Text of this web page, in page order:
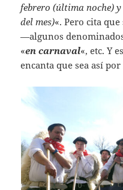
febrero (última noche)
del mes)«. Pero cita
—algunos
«en carnaval«, etc. Y
encanta que sea así